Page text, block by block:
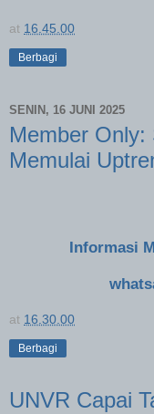
at 16.45.00
Berbagi
SENIN, 16 JUNI 2025
Member Only:
Memulai
Informasi
at 16.30.00
Berbagi
UNVR Capai